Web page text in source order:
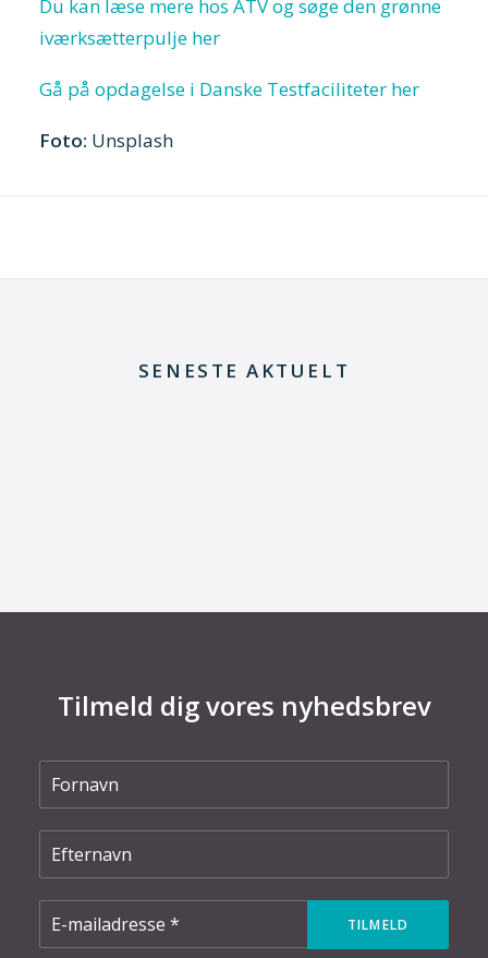
Du kan læse mere hos ATV og søge den grønne
iværksætterpulje her
Gå på opdagelse i Danske Testfaciliteter her
Foto: Unsplash
SENESTE AKTUELT
Tilmeld dig vores nyhedsbrev